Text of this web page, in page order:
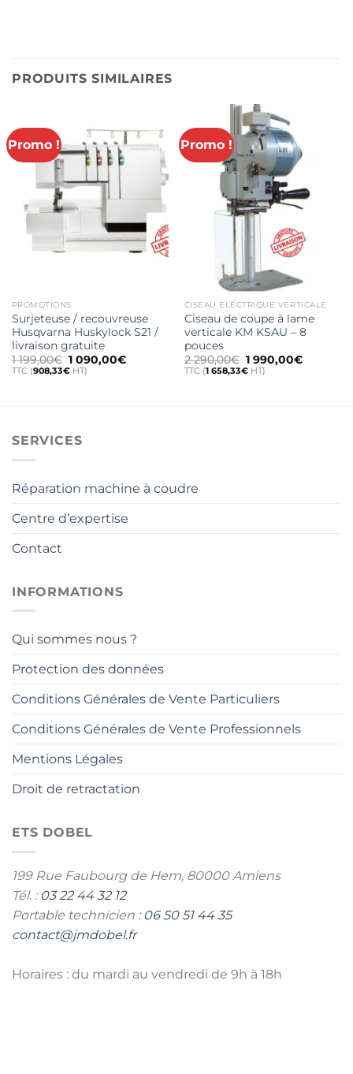
PRODUITS SIMILAIRES
Promo !
PROMOTIONS
Surjeteuse / recouvreuse
Husqvarna Huskylock S21 /
livraison gratuite
1 199,00€ Le
prix
initial
1 090,00€Le
TTC (908,33€HT)
Promo !
CISEAU ÉLECTRIQUE VERTICALE
Ciseau de coupe à lame
verticale KM KSAU – 8
pouces
2 290,00€ Le
prix
initial
1 990,00€Le
TTC (1 658,33€HT)
SERVICES
Réparation machine à coudre
Centre d’expertise
Contact
INFORMATIONS
Qui sommes nous ?
Protection des données
Conditions Générales de Vente Particuliers
Conditions Générales de Vente Professionnels
Mentions Légales
Droit de retractation
ETS DOBEL
199 Rue Faubourg de Hem, 80000 Amiens
Tél. : 03 22 44 32 12
Portable technicien : 06 50 51 44 35
contact@jmdobel.fr
Horaires : du mardi au vendredi de 9h à 18h